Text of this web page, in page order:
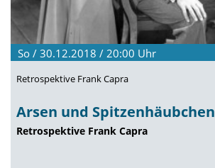
So / 30.12.2018 / 20:00 Uhr
Retrospektive Frank Capra
Arsen und Spitzenhäubchen
Retrospektive Frank Capra